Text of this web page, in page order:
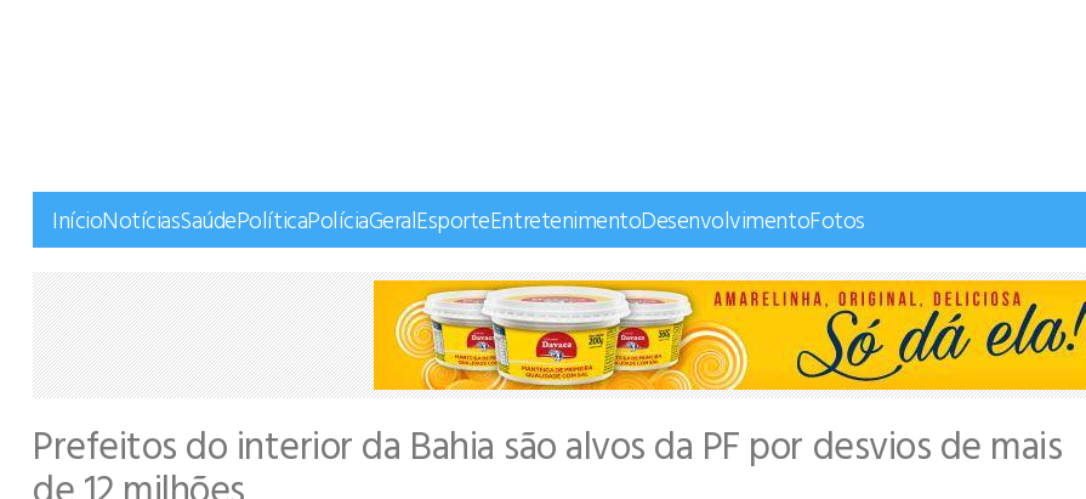
InícioNotíciasSaúdePolíticaPolíciaGeralEsporteEntretenimentoDesenvolvimentoFotos
Prefeitos do interior da Bahia são alvos da PF por desvios de mais